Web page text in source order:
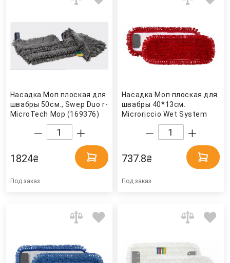
Насадка Моп плоская для
швабры 50см., Swep Duo r-
MicroTech Mop (169376)
Vileda Professional
1824₴
Под заказ
Насадка Моп плоская для
швабры 40*13см.
Microriccio Wet System
микрофибра, красн. TTS
737.8₴
Под заказ